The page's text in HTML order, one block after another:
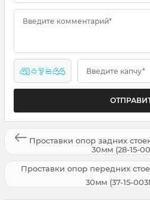
Введите комментарий*
41 + ? = 44 Введите капчу*
Проставки опор задних
30мм (28-15-
Проставки опор передних
30мм (37-15-